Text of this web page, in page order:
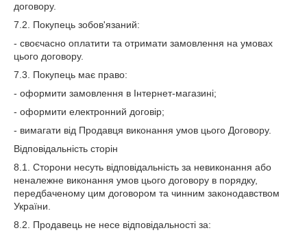
договору.
7.2. Покупець зобов'язаний:
- своєчасно оплатити та отримати замовлення на умовах
цього договору.
7.3. Покупець має право:
- оформити замовлення в Інтернет-магазині;
- оформити електронний договір;
- вимагати від Продавця виконання умов цього Договору.
Відповідальність сторін
8.1. Сторони несуть відповідальність за невиконання або
неналежне виконання умов цього договору в порядку,
передбаченому цим договором та чинним законодавством
України.
8.2. Продавець не несе відповідальності за: